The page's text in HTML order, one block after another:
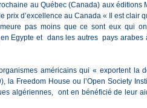
au Québec (Canada) aux
prix d’excellence au Canada « Il est clair
pas moins que ce sont eux qui
Egypte et dans les autres pays arabes
américains qui « exportent la
la Freedom House ou l’Open Society
algériennes, ont en bénéficié de leur